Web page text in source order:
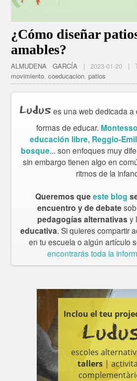
¿Cómo diseñar
amables?
ALMUDENA GARCÍA | 2023-01-20 |
movimiento,coeducacion,patios
Luduses una web dedicada a
formas de educar.
educación libre, Reggio-
bosque... son enfoques muy
sin embargo tienen algo en
ritmos de la
Queremos queeste blog
encuentro y de debate
pedagogías alternativas y
educativa. Si quieres compartir
en tu escuela o algún artículo
encontrarás toda la
Inclou el teu
escoles
tallers |